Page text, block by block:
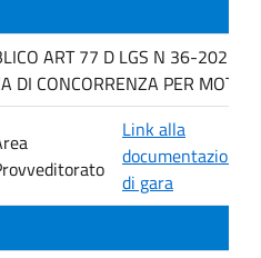
ART 77 D LGS N 36-2023
DI CONCORRENZA PER
Link alla
documentazione
di gara